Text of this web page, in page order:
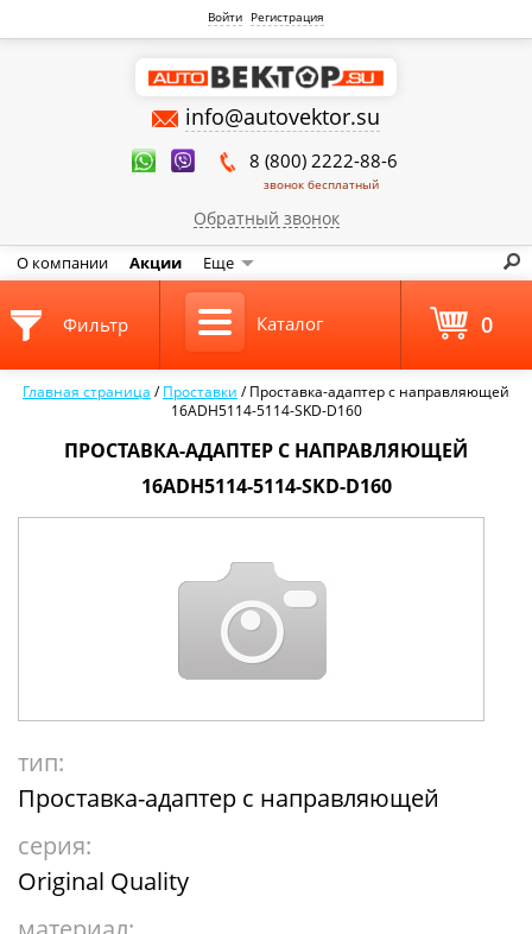
Войти Регистрация
info@autovektor.su
8 (800) 2222-88-6
звонок бесплатный
Обратный звонок
О компании Акции Еще
Главная страница /Проставки /Проставка-адаптер с направляющей
16ADH5114-5114-SKD-D160
ПРОСТАВКА-АДАПТЕР С НАПРАВЛЯЮЩЕЙ
16ADH5114-5114-SKD-D160
тип:
Проставка-адаптер с направляющей
серия:
Original Quality
Фильтр Каталог 0